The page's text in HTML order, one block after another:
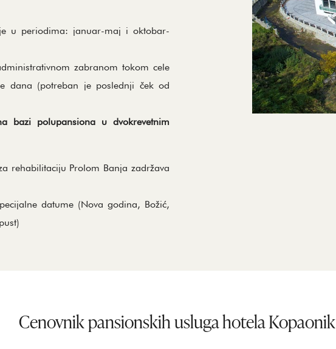
u periodima: januar-maj i oktobar-
zabranom tokom cele
dana (potreban je poslednji ček od
bazi polupansiona u dvokrevetnim
rehabilitaciju Prolom Banja zadržava
datume (Nova godina, Božić,
Cenovnik pansionskih usluga hotela Kopaonik